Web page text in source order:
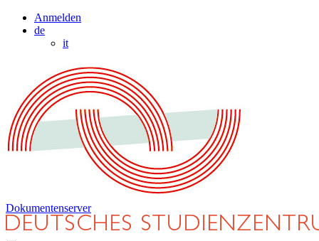
Anmelden
de
it
Dokumentenserver